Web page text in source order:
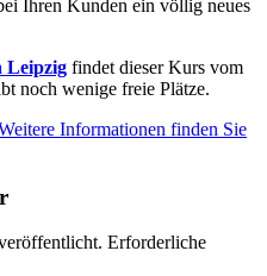
Ihren Kunden ein völlig neues
Leipzig findet dieser Kurs vom
noch wenige freie Plätze.
Informationen finden Sie
Erforderliche